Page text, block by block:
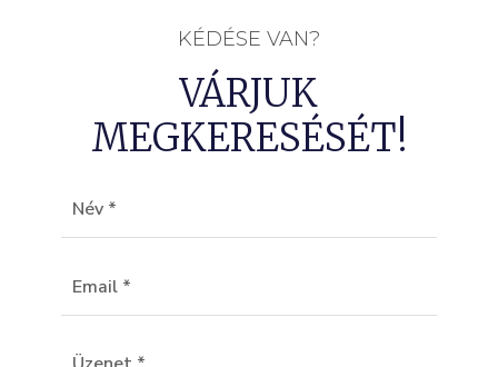
KÉDÉSE VAN?
VÁRJUK
MEGKERESÉSÉT!